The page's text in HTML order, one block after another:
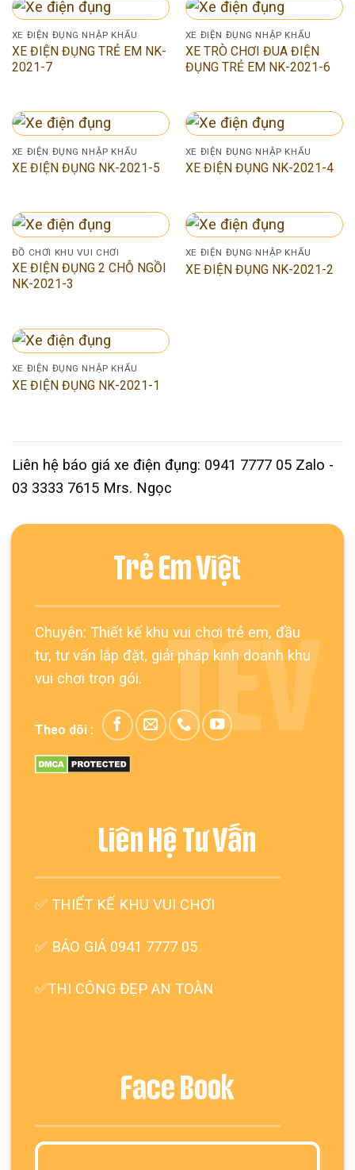
XE ĐIỆN ĐỤNG NHẬP KHẨU
XE ĐIỆN ĐỤNG TRẺ EM NK-
2021-7
XE ĐIỆN ĐỤNG NHẬP KHẨU
XE TRÒ CHƠI ĐUA ĐIỆN
ĐỤNG TRẺ EM NK-2021-6
XE ĐIỆN ĐỤNG NHẬP KHẨU
XE ĐIỆN ĐỤNG NK-2021-5
XE ĐIỆN ĐỤNG NHẬP KHẨU
XE ĐIỆN ĐỤNG NK-2021-4
ĐỒ CHƠI KHU VUI CHƠI
XE ĐIỆN ĐỤNG 2 CHỖ NGỒI
NK-2021-3
XE ĐIỆN ĐỤNG NHẬP KHẨU
XE ĐIỆN ĐỤNG NK-2021-2
XE ĐIỆN ĐỤNG NHẬP KHẨU
XE ĐIỆN ĐỤNG NK-2021-1
Liên hệ báo giá xe điện đụng: 0941 7777 05 Zalo -
03 3333 7615 Mrs. Ngọc
Trẻ Em Việt
Chuyên: Thiết kế khu vui chơi trẻ em, đầu
tư, tư vấn lắp đặt, giải pháp kinh doanh khu
vui chơi trọn gói.
Theo dõi : TEV
Liên Hệ Tư Vấn
✅THIẾT KẾ KHU VUI CHƠI
✅ BÁO GIÁ 0941 7777 05
✅THI CÔNG ĐẸP AN TOÀN
Face Book